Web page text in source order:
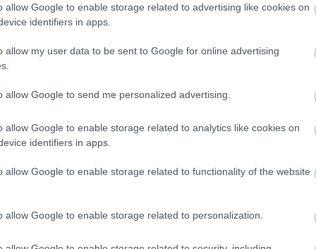
allow Google to enable storage related to advertising like cookies on
identifiers in apps.
allow my user data to be sent to Google for online advertising
allow Google to send me personalized advertising.
allow Google to enable storage related to analytics like cookies on
identifiers in apps.
allow Google to enable storage related to functionality of the website
allow Google to enable storage related to personalization.
komment
KONYHÁJÁBAN
ráadásul vendég is szerepel, nem is akárki: Lovasi András.
Bár lemezen már szerepelt együtt és ugyan Heaven